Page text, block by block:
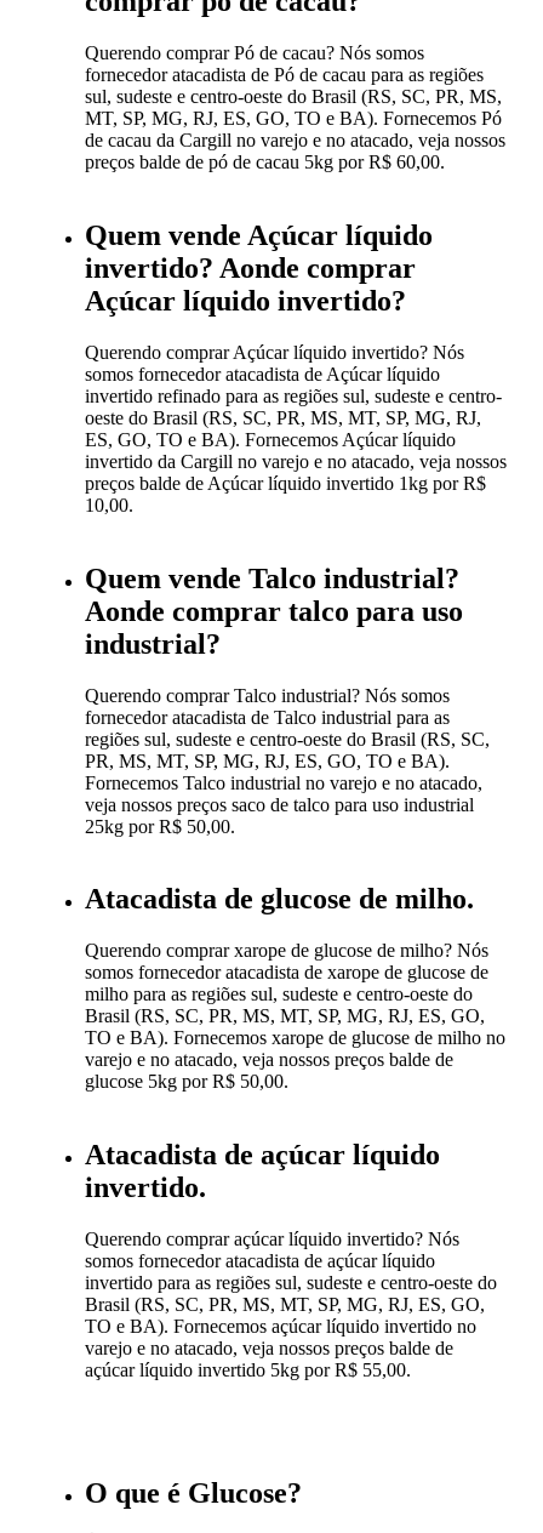
Querendo comprar Pó de cacau? Nós somos
fornecedor atacadista de Pó de cacau para as regiões
sul, sudeste e centro-oeste do Brasil (RS, SC, PR, MS,
MT, SP, MG, RJ, ES, GO, TO e BA). Fornecemos Pó
de cacau da Cargill no varejo e no atacado, veja nossos
preços balde de pó de cacau 5kg por R$ 60,00.
Quem vende Açúcar líquido
invertido? Aonde comprar
Açúcar líquido invertido?
Querendo comprar Açúcar líquido invertido? Nós
somos fornecedor atacadista de Açúcar líquido
invertido refinado para as regiões sul, sudeste e centro-
oeste do Brasil (RS, SC, PR, MS, MT, SP, MG, RJ,
ES, GO, TO e BA). Fornecemos Açúcar líquido
invertido da Cargill no varejo e no atacado, veja nossos
preços balde de Açúcar líquido invertido 1kg por R$
10,00.
Quem vende Talco industrial?
Aonde comprar talco para uso
industrial?
Querendo comprar Talco industrial? Nós somos
fornecedor atacadista de Talco industrial para as
regiões sul, sudeste e centro-oeste do Brasil (RS, SC,
PR, MS, MT, SP, MG, RJ, ES, GO, TO e BA).
Fornecemos Talco industrial no varejo e no atacado,
veja nossos preços saco de talco para uso industrial
25kg por R$ 50,00.
Atacadista de glucose de milho.
Querendo comprar xarope de glucose de milho? Nós
somos fornecedor atacadista de xarope de glucose de
milho para as regiões sul, sudeste e centro-oeste do
Brasil (RS, SC, PR, MS, MT, SP, MG, RJ, ES, GO,
TO e BA). Fornecemos xarope de glucose de milho no
varejo e no atacado, veja nossos preços balde de
glucose 5kg por R$ 50,00.
Atacadista de açúcar líquido
invertido.
Querendo comprar açúcar líquido invertido? Nós
somos fornecedor atacadista de açúcar líquido
invertido para as regiões sul, sudeste e centro-oeste do
Brasil (RS, SC, PR, MS, MT, SP, MG, RJ, ES, GO,
TO e BA). Fornecemos açúcar líquido invertido no
varejo e no atacado, veja nossos preços balde de
açúcar líquido invertido 5kg por R$ 55,00.
O que é Glucose?